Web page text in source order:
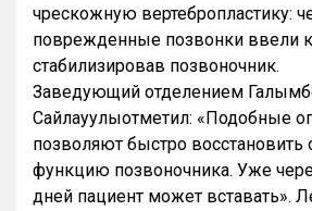
чрескожную вертебропластику:
поврежденные позвонки ввели
стабилизировав позвоночник.
Заведующий отделением
Сайлауулыотметил: «Подобные
позволяют быстро
функцию позвоночника. Уже
дней пациент может вставать».